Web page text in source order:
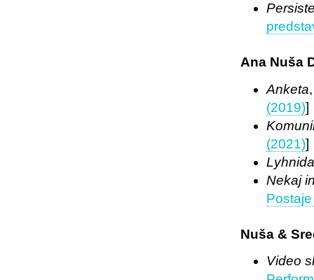
Ana Nuša
Anketa
(2019)]
(2021)]
Lyhnida
Nekaj
Nuša &
Video